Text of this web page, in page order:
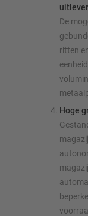
De
ritten
Hoge